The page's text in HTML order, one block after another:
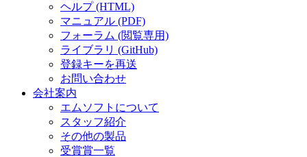
ヘルプ (HTML)
マニュアル (PDF)
フォーラム (閲覧専用)
ライブラリ (GitHub)
登録キーを再送
お問い合わせ
会社案内
エムソフトについて
スタッフ紹介
その他の製品
受賞賞一覧